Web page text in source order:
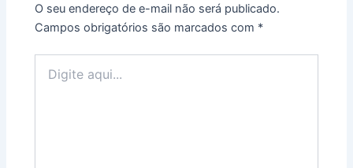
O seu endereço de e-mail não será publicado.
Campos obrigatórios são marcados com *
aqui...